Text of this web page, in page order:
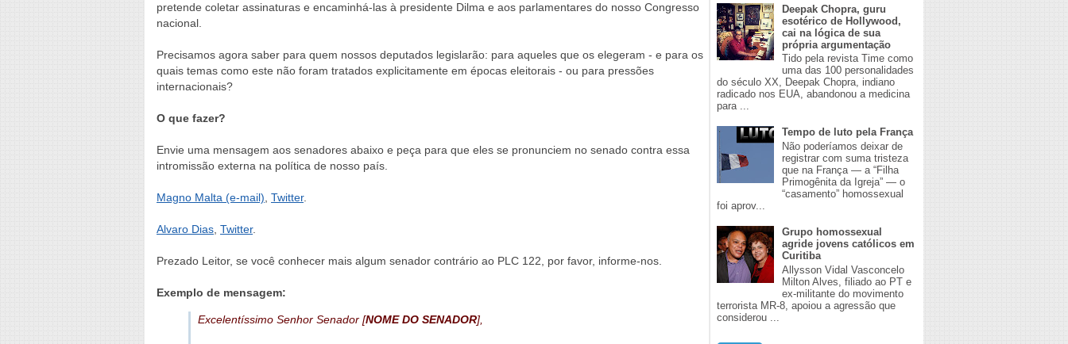
pretende coletar assinaturas e encaminhá-las à presidente Dilma e aos parlamentares do nosso Congresso
nacional.
Precisamos agora saber para quem nossos deputados legislarão: para aqueles que os elegeram - e para os
quais temas como este não foram tratados explicitamente em épocas eleitorais - ou para pressões
internacionais?
O que fazer?
Envie uma mensagem aos senadores abaixo e peça para que eles se pronunciem no senado contra essa
intromissão externa na política de nosso país.
Magno Malta (e-mail), Twitter.
Alvaro Dias, Twitter.
Prezado Leitor, se você conhecer mais algum senador contrário ao PLC 122, por favor, informe-nos.
Exemplo de mensagem:
Excelentíssimo Senhor Senador [NOME DO SENADOR],
Deepak Chopra, guru
esotérico de Hollywood,
cai na lógica de sua
própria argumentação
Tido pela revista Time como
uma das 100 personalidades
do século XX, Deepak Chopra, indiano
radicado nos EUA, abandonou a medicina
para ...
Tempo de luto pela França
Não poderíamos deixar de
registrar com suma tristeza
que na França — a “Filha
Primogênita da Igreja” — o
“casamento” homossexual
foi aprov...
Grupo homossexual
agride jovens católicos em
Curitiba
Allysson Vidal Vasconcelo
Milton Alves, filiado ao PT e
ex-militante do movimento
terrorista MR-8, apoiou a agressão que
considerou ...